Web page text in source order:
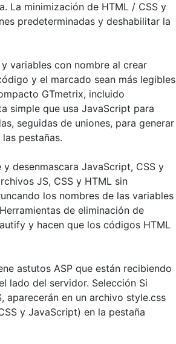
La minimización de HTML / CSS y
predeterminadas y deshabilitar la
variables con nombre al crear
y el marcado sean más legibles
GTmetrix, incluido
simple que usa JavaScript para
seguidas de uniones, para generar
pestañas.
desenmascara JavaScript, CSS y
JS, CSS y HTML sin
los nombres de las variables
de eliminación de
y hacen que los códigos HTML
astutos ASP que están recibiendo
lado del servidor. Selección Si
aparecerán en un archivo style.css
y JavaScript) en la pestaña